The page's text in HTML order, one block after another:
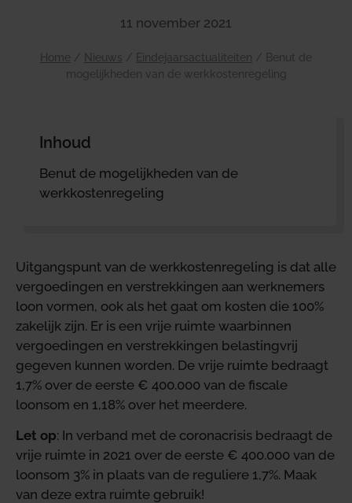
11 november 2021
Home / Nieuws / Eindejaarsactualiteiten / Benut de
mogelijkheden van de werkkostenregeling
Inhoud
Benut de mogelijkheden van de
werkkostenregeling
Uitgangspunt van de werkkostenregeling is dat alle
vergoedingen en verstrekkingen aan werknemers
loon vormen, ook als het gaat om kosten die 100%
zakelijk zijn. Er is een vrije ruimte waarbinnen
vergoedingen en verstrekkingen belastingvrij
gegeven kunnen worden. De vrije ruimte bedraagt
1,7% over de eerste € 400.000 van de fiscale
loonsom en 1,18% over het meerdere.
Let op: In verband met de coronacrisis bedraagt de
vrije ruimte in 2021 over de eerste € 400.000 van de
loonsom 3% in plaats van de reguliere 1,7%. Maak
van deze extra ruimte gebruik!